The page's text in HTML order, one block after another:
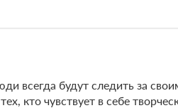
всегда будут следить за
кто чувствует в себе